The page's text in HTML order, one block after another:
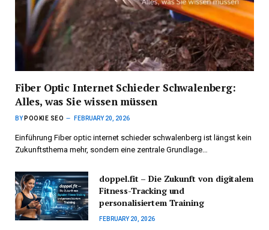
Fiber Optic Internet Schieder Schwalenberg:
Alles, was Sie wissen müssen
BY POOKIE SEO FEBRUARY 20, 2026
Einführung Fiber optic internet schieder schwalenberg ist längst kein
Zukunftsthema mehr, sondern eine zentrale Grundlage…
doppel.fit – Die Zukunft von digitalem
Fitness-Tracking und
personalisiertem Training
FEBRUARY 20, 2026